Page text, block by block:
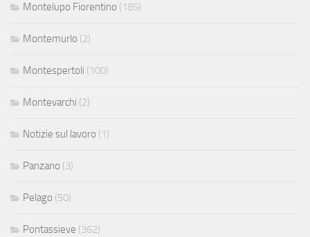
Montelupo Fiorentino (185)
Montemurlo (2)
Montespertoli (100)
Montevarchi (2)
Notizie sul lavoro (1)
Panzano (3)
Pelago (50)
Pontassieve (362)